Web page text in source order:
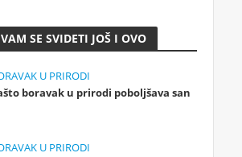
SE SVIDETI JOŠ I OVO
U PRIRODI
boravak u prirodi poboljšava san
U PRIRODI